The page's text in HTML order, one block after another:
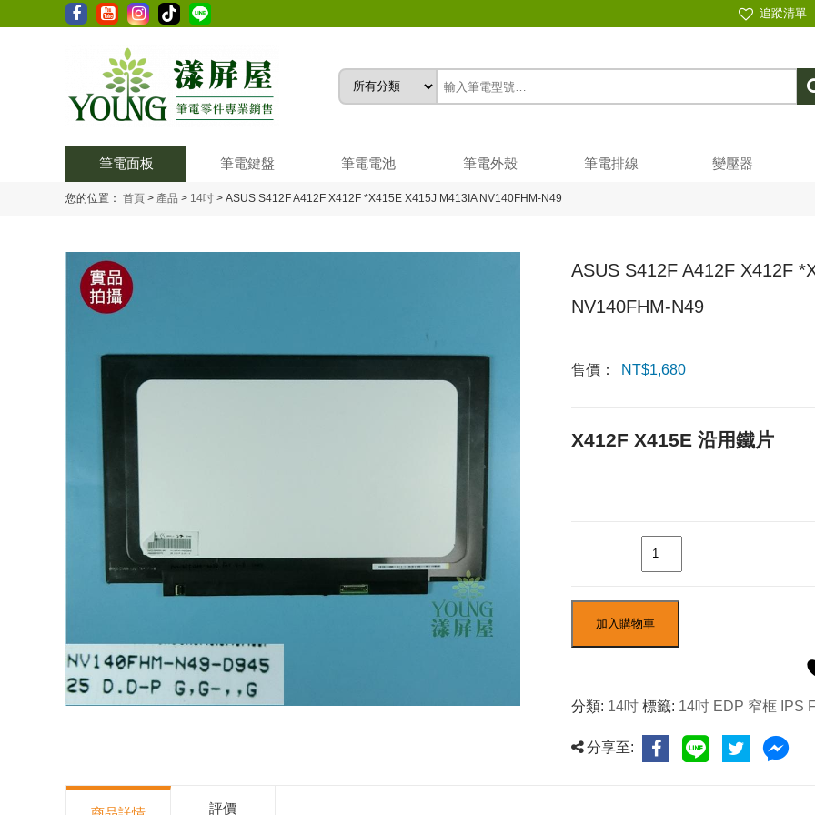
追蹤清單
筆電面板 筆電鍵盤 筆電電池 筆電外殼 筆電排線 變壓器
您的位置： 首頁 > 產品 > 14吋 > ASUS S412F A412F X412F *X415E X415J M413IA NV140FHM-N49
ASUS S412F A412F X412F
NV140FHM-N49
售價： NT$1,680
X412F X415E 沿用鐵片
加入購物車
分類: 14吋 標籤: 14吋 EDP 窄框 IPS
分享至:
評價